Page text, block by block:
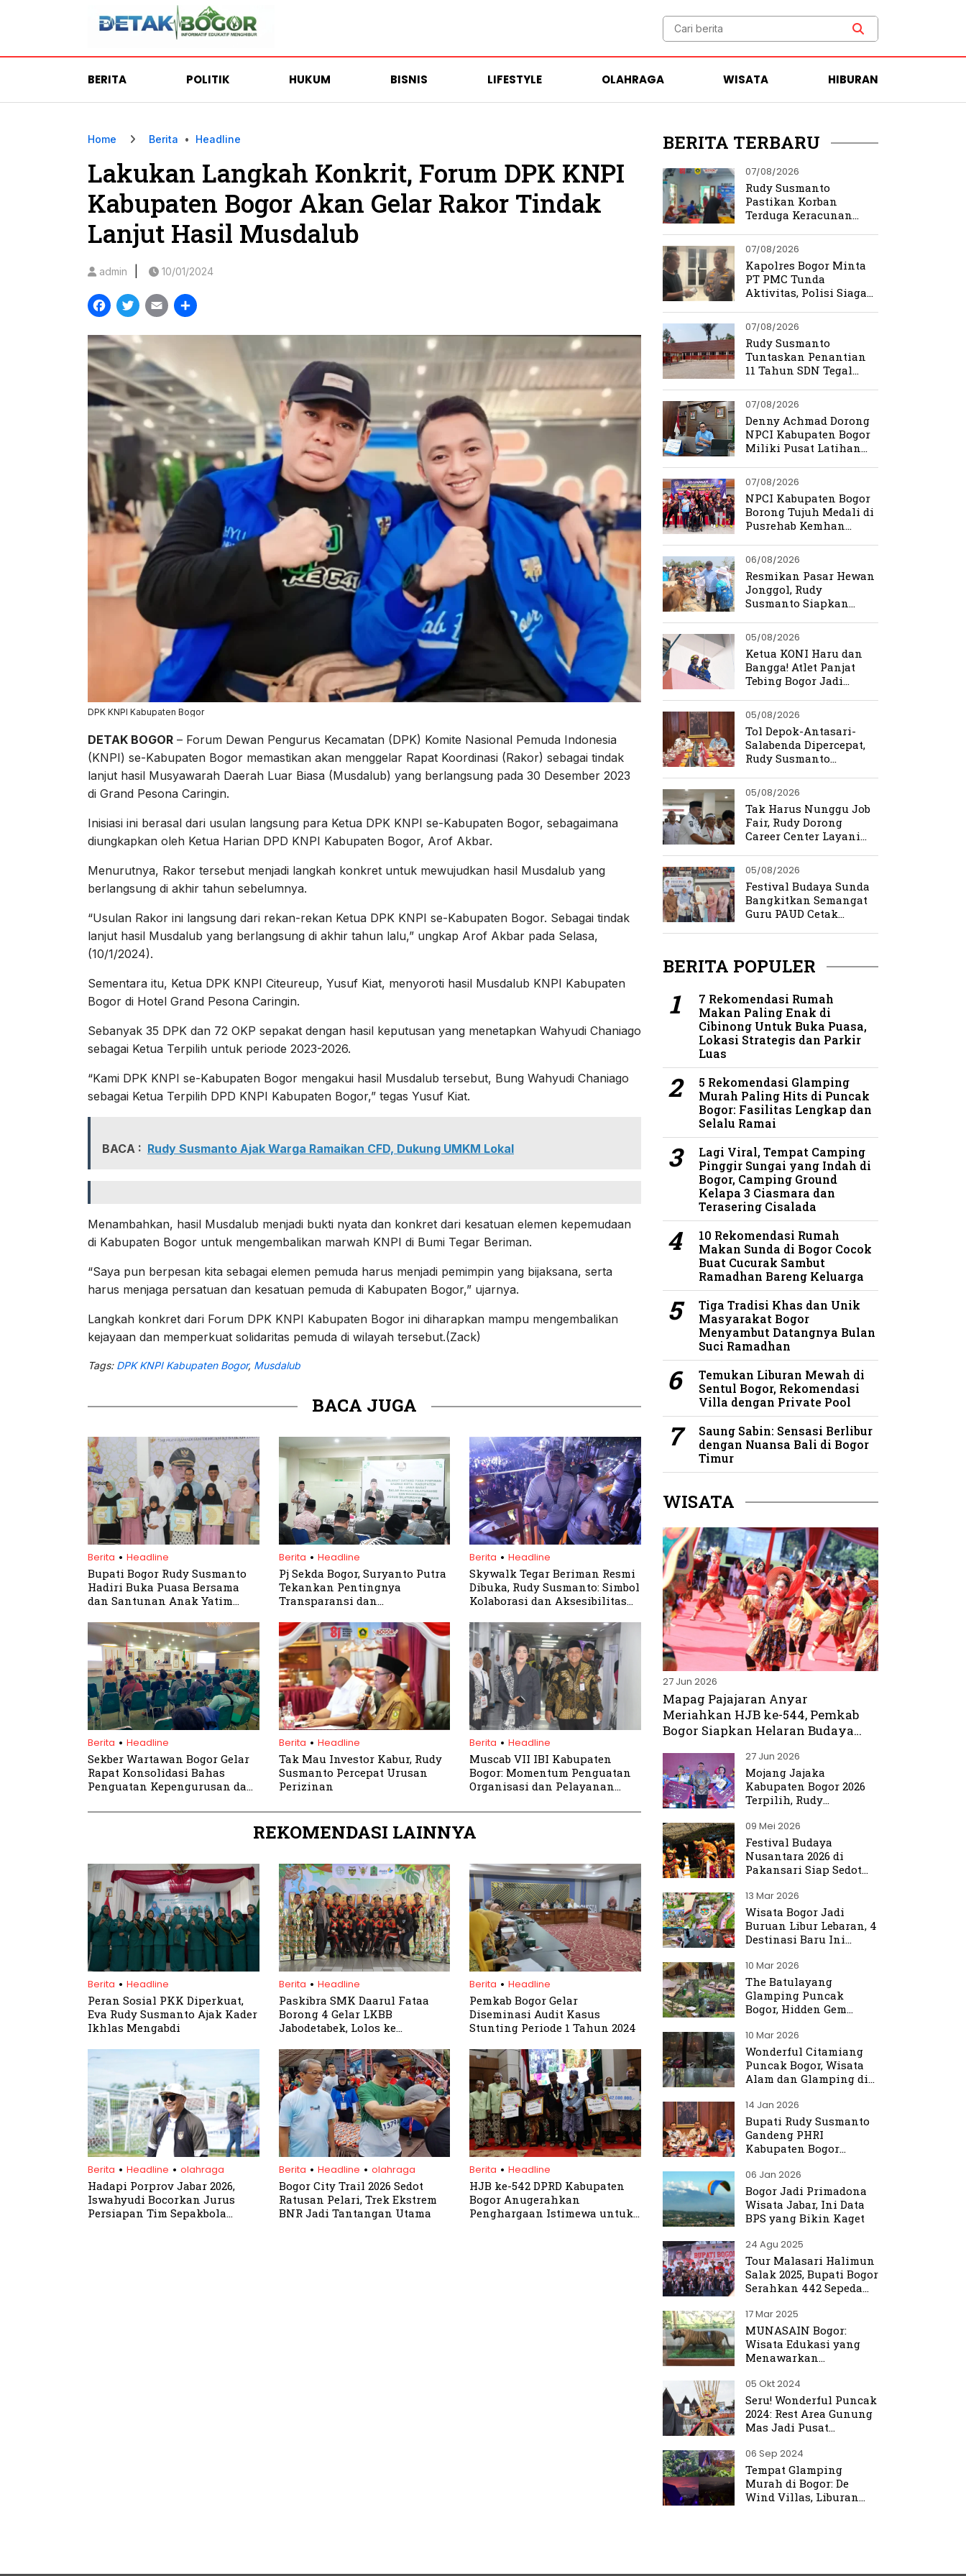
BERITA POLITIK HUKUM BISNIS LIFESTYLE OLAHRAGA WISATA HIBURAN
Home Berita • Headline
Lakukan Langkah Konkrit, Forum DPK KNPI
Kabupaten Bogor Akan Gelar Rakor Tindak
Lanjut Hasil Musdalub
admin 10/01/2024
Facebook
Twitter
Email
DPK KNPI Kabupaten Bogor
DETAK BOGOR – Forum Dewan Pengurus Kecamatan (DPK) Komite Nasional Pemuda Indonesia
(KNPI) se-Kabupaten Bogor memastikan akan menggelar Rapat Koordinasi (Rakor) sebagai tindak
lanjut hasil Musyawarah Daerah Luar Biasa (Musdalub) yang berlangsung pada 30 Desember 2023
di Grand Pesona Caringin.
Inisiasi ini berasal dari usulan langsung para Ketua DPK KNPI se-Kabupaten Bogor, sebagaimana
diungkapkan oleh Ketua Harian DPD KNPI Kabupaten Bogor, Arof Akbar.
Menurutnya, Rakor tersebut menjadi langkah konkret untuk mewujudkan hasil Musdalub yang
berlangsung di akhir tahun sebelumnya.
“Usulan Rakor ini langsung dari rekan-rekan Ketua DPK KNPI se-Kabupaten Bogor. Sebagai tindak
lanjut hasil Musdalub yang berlangsung di akhir tahun lalu,” ungkap Arof Akbar pada Selasa,
(10/1/2024).
Sementara itu, Ketua DPK KNPI Citeureup, Yusuf Kiat, menyoroti hasil Musdalub KNPI Kabupaten
Bogor di Hotel Grand Pesona Caringin.
Sebanyak 35 DPK dan 72 OKP sepakat dengan hasil keputusan yang menetapkan Wahyudi Chaniago
sebagai Ketua Terpilih untuk periode 2023-2026.
“Kami DPK KNPI se-Kabupaten Bogor mengakui hasil Musdalub tersebut, Bung Wahyudi Chaniago
sebagai Ketua Terpilih DPD KNPI Kabupaten Bogor,” tegas Yusuf Kiat.
BACA : Rudy Susmanto Ajak Warga Ramaikan CFD, Dukung UMKM Lokal
Menambahkan, hasil Musdalub menjadi bukti nyata dan konkret dari kesatuan elemen kepemudaan
di Kabupaten Bogor untuk mengembalikan marwah KNPI di Bumi Tegar Beriman.
“Saya pun berpesan kita sebagai elemen pemuda harus menjadi pemimpin yang bijaksana, serta
harus menjaga persatuan dan kesatuan pemuda di Kabupaten Bogor,” ujarnya.
Langkah konkret dari Forum DPK KNPI Kabupaten Bogor ini diharapkan mampu mengembalikan
kejayaan dan memperkuat solidaritas pemuda di wilayah tersebut.(Zack)
Tags: DPK KNPI Kabupaten Bogor, Musdalub
BACA JUGA
Berita . Headline
Bupati Bogor Rudy Susmanto
Hadiri Buka Puasa Bersama
dan Santunan Anak Yatim
Berita . Headline
Pj Sekda Bogor, Suryanto Putra
Tekankan Pentingnya
Transparansi dan
Zakat
Berita . Headline
Skywalk Tegar Beriman Resmi
Dibuka, Rudy Susmanto: Simbol
Kolaborasi dan Aksesibilitas
Berita . Headline
Sekber Wartawan Bogor Gelar
Rapat Konsolidasi Bahas
Penguatan Kepengurusan dan
Berita . Headline
Tak Mau Investor Kabur, Rudy
Susmanto Percepat Urusan
Perizinan
Berita . Headline
Muscab VII IBI Kabupaten
Bogor: Momentum Penguatan
Organisasi dan Pelayanan
REKOMENDASI LAINNYA
Berita . Headline
Peran Sosial PKK Diperkuat,
Eva Rudy Susmanto Ajak Kader
Ikhlas Mengabdi
Berita . Headline
Paskibra SMK Daarul Fataa
Borong 4 Gelar LKBB
Jabodetabek, Lolos ke
Berita . Headline
Pemkab Bogor Gelar
Diseminasi Audit Kasus
Stunting Periode 1 Tahun 2024
Berita . Headline . olahraga
Hadapi Porprov Jabar 2026,
Iswahyudi Bocorkan Jurus
Persiapan Tim Sepakbola
Berita . Headline . olahraga
Bogor City Trail 2026 Sedot
Ratusan Pelari, Trek Ekstrem
BNR Jadi Tantangan Utama
Berita . Headline
HJB ke-542 DPRD Kabupaten
Bogor Anugerahkan
Penghargaan Istimewa untuk
BERITA TERBARU
07/08/2026
Rudy Susmanto
Pastikan Korban
Terduga Keracunan
Maksimal
07/08/2026
Kapolres Bogor Minta
PT PMC Tunda
Aktivitas, Polisi Siaga
Tamansari
07/08/2026
Rudy Susmanto
Tuntaskan Penantian
11 Tahun SDN Tegal
07/08/2026
Denny Achmad Dorong
NPCI Kabupaten Bogor
Miliki Pusat Latihan
07/08/2026
NPCI Kabupaten Bogor
Borong Tujuh Medali di
Pusrehab Kemhan
2026
06/08/2026
Resmikan Pasar Hewan
Jonggol, Rudy
Susmanto Siapkan
Ekonomi Baru
05/08/2026
Ketua KONI Haru dan
Bangga! Atlet Panjat
Tebing Bogor Jadi
Merah Putih Raksasa
05/08/2026
Tol Depok-Antasari-
Salabenda Dipercepat,
Rudy Susmanto
Magnet Investasi
05/08/2026
Tak Harus Nunggu Job
Fair, Rudy Dorong
Career Center Layani
Hari
05/08/2026
Festival Budaya Sunda
Bangkitkan Semangat
Guru PAUD Cetak
BERITA POPULER
7 Rekomendasi Rumah
Makan Paling Enak di
Cibinong Untuk Buka Puasa,
Lokasi Strategis dan Parkir
Luas
5 Rekomendasi Glamping
Murah Paling Hits di Puncak
Bogor: Fasilitas Lengkap dan
Selalu Ramai
Lagi Viral, Tempat Camping
Pinggir Sungai yang Indah di
Bogor, Camping Ground
Kelapa 3 Ciasmara dan
Terasering Cisalada
10 Rekomendasi Rumah
Makan Sunda di Bogor Cocok
Buat Cucurak Sambut
Ramadhan Bareng Keluarga
Tiga Tradisi Khas dan Unik
Masyarakat Bogor
Menyambut Datangnya Bulan
Suci Ramadhan
Temukan Liburan Mewah di
Sentul Bogor, Rekomendasi
Villa dengan Private Pool
Saung Sabin: Sensasi Berlibur
dengan Nuansa Bali di Bogor
Timur
WISATA
27 Jun 2026
Mapag Pajajaran Anyar
Meriahkan HJB ke-544, Pemkab
Bogor Siapkan Helaran Budaya
27 Jun 2026
Mojang Jajaka
Kabupaten Bogor 2026
Terpilih, Rudy
Promosikan Bogor ke
Dunia
09 Mei 2026
Festival Budaya
Nusantara 2026 di
Pakansari Siap Sedot
13 Mar 2026
Wisata Bogor Jadi
Buruan Libur Lebaran, 4
Destinasi Baru Ini
10 Mar 2026
The Batulayang
Glamping Puncak
Bogor, Hidden Gem
yang Menenangkan
10 Mar 2026
Wonderful Citamiang
Puncak Bogor, Wisata
Alam dan Glamping di
14 Jan 2026
Bupati Rudy Susmanto
Gandeng PHRI
Kabupaten Bogor
Sektor Pariwisata
06 Jan 2026
Bogor Jadi Primadona
Wisata Jabar, Ini Data
BPS yang Bikin Kaget
24 Agu 2025
Tour Malasari Halimun
Salak 2025, Bupati Bogor
Serahkan 442 Sepeda
17 Mar 2025
MUNASAIN Bogor:
Wisata Edukasi yang
Menawarkan
dari Kebun Raya Bogor
05 Okt 2024
Seru! Wonderful Puncak
2024: Rest Area Gunung
Mas Jadi Pusat
06 Sep 2024
Tempat Glamping
Murah di Bogor: De
Wind Villas, Liburan